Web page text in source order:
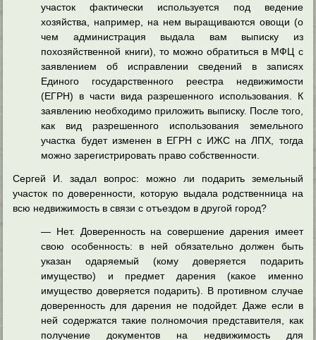
участок фактически используется под ведение
хозяйства, например, на нем выращиваются овощи (о
чем администрация выдала вам выписку из
похозяйственной книги), то можно обратиться в МФЦ с
заявлением об исправлении сведений в записях
Единого государственного реестра недвижимости
(ЕГРН) в части вида разрешенного использования. К
заявлению необходимо приложить выписку. После того,
как вид разрешенного использования земельного
участка будет изменен в ЕГРН с ИЖС на ЛПХ, тогда
можно зарегистрировать право собственности.
Сергей И. задал вопрос: можно ли подарить земельный
участок по доверенности, которую выдала родственница на
всю недвижимость в связи с отъездом в другой город?
— Нет. Доверенность на совершение дарения имеет
свою особенность: в ней обязательно должен быть
указан одаряемый (кому доверяется подарить
имущество) и предмет дарения (какое именно
имущество доверяется подарить). В противном случае
доверенность для дарения не подойдет. Даже если в
ней содержатся такие полномочия представителя, как
получение документов на недвижимость для